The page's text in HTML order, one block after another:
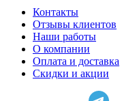
Контакты
Отзывы клиентов
Наши работы
О компании
Оплата и доставка
Скидки и акции